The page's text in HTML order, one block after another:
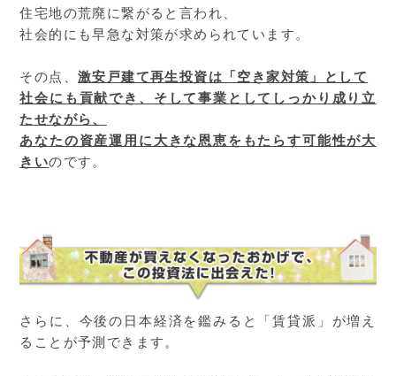
住宅地の荒廃に繋がると言われ、
社会的にも早急な対策が求められています。
その点、激安戸建て再生投資は「空き家対策」として
社会にも貢献でき、そして事業としてしっかり成り立
たせながら、
あなたの資産運用に大きな恩恵をもたらす可能性が大
きいのです。
さらに、今後の日本経済を鑑みると「賃貸派」が増え
ることが予測できます。